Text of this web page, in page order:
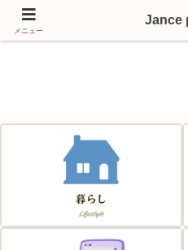
Japan & France & Chance
メニュー
Jance